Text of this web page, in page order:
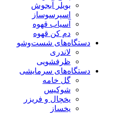
بویلر آبجوش
اسپرسوساز
آسیاب قهوه
دم کن قهوه
دستگاه‌های شست‌و‌شو
لاندری
ظرفشویی
دستگاه‌های سرمایشی
گل خامه
شوکیس
یخچال و فریزر
یخساز